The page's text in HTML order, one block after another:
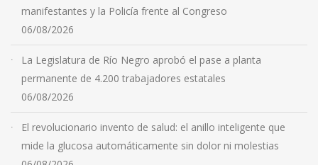
manifestantes y la Policía frente al Congreso
06/08/2026
La Legislatura de Río Negro aprobó el pase a planta
permanente de 4.200 trabajadores estatales
06/08/2026
El revolucionario invento de salud: el anillo inteligente que
mide la glucosa automáticamente sin dolor ni molestias